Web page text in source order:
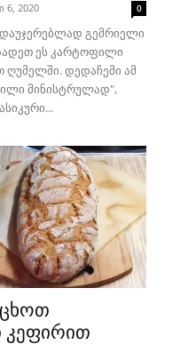
6, 2020 0
დაუჯერებლად გემრიელი
ეს კარტოფილი
დედაჩემი ამ
მინისტრულად",
კეფირით